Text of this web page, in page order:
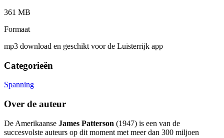
361 MB
Formaat
mp3 download en geschikt voor de Luisterrijk app
Categorieën
Spanning
Over de auteur
De Amerikaanse James Patterson (1947) is een van de
succesvolste auteurs op dit moment met meer dan 300 miljoen